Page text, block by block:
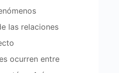
las relaciones
ocurren entre